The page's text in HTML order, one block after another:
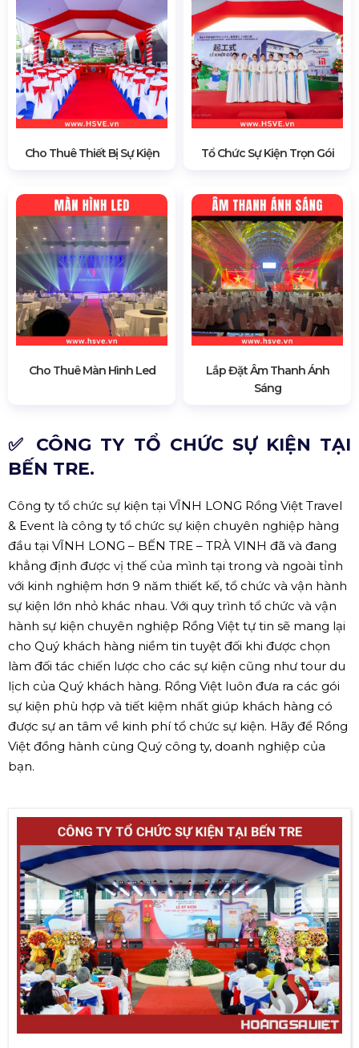
Cho Thuê Thiết Bị Sự Kiện Tổ Chức Sự Kiện Trọn Gói
Cho Thuê Màn Hình Led
Lắp Đặt Âm Thanh Ánh
Sáng
✅ CÔNG TY TỔ CHỨC SỰ KIỆN TẠI
BẾN TRE.
Công ty tổ chức sự kiện tại VĨNH LONG Rồng Việt Travel
& Event là công ty tổ chức sự kiện chuyên nghiệp hàng
đầu tại VĨNH LONG – BẾN TRE – TRÀ VINH đã và đang
khẳng định được vị thế của mình tại trong và ngoài tỉnh
với kinh nghiệm hơn 9 năm thiết kế, tổ chức và vận hành
sự kiện lớn nhỏ khác nhau. Với quy trình tổ chức và vận
hành sự kiện chuyên nghiệp Rồng Việt tự tin sẽ mang lại
cho Quý khách hàng niềm tin tuyệt đối khi được chọn
làm đối tác chiến lược cho các sự kiện cũng như tour du
lịch của Quý khách hàng. Rồng Việt luôn đưa ra các gói
sự kiện phù hợp và tiết kiệm nhất giúp khách hàng có
được sự an tâm về kinh phí tổ chức sự kiện. Hãy để Rồng
Việt đồng hành cùng Quý công ty, doanh nghiệp của
bạn.